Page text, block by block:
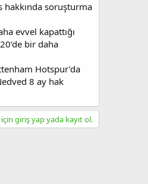
hakkında soruşturma
evvel kapattığı
bir daha
Hotspur’da
8 ay hak
giriş yap yada kayıt ol.